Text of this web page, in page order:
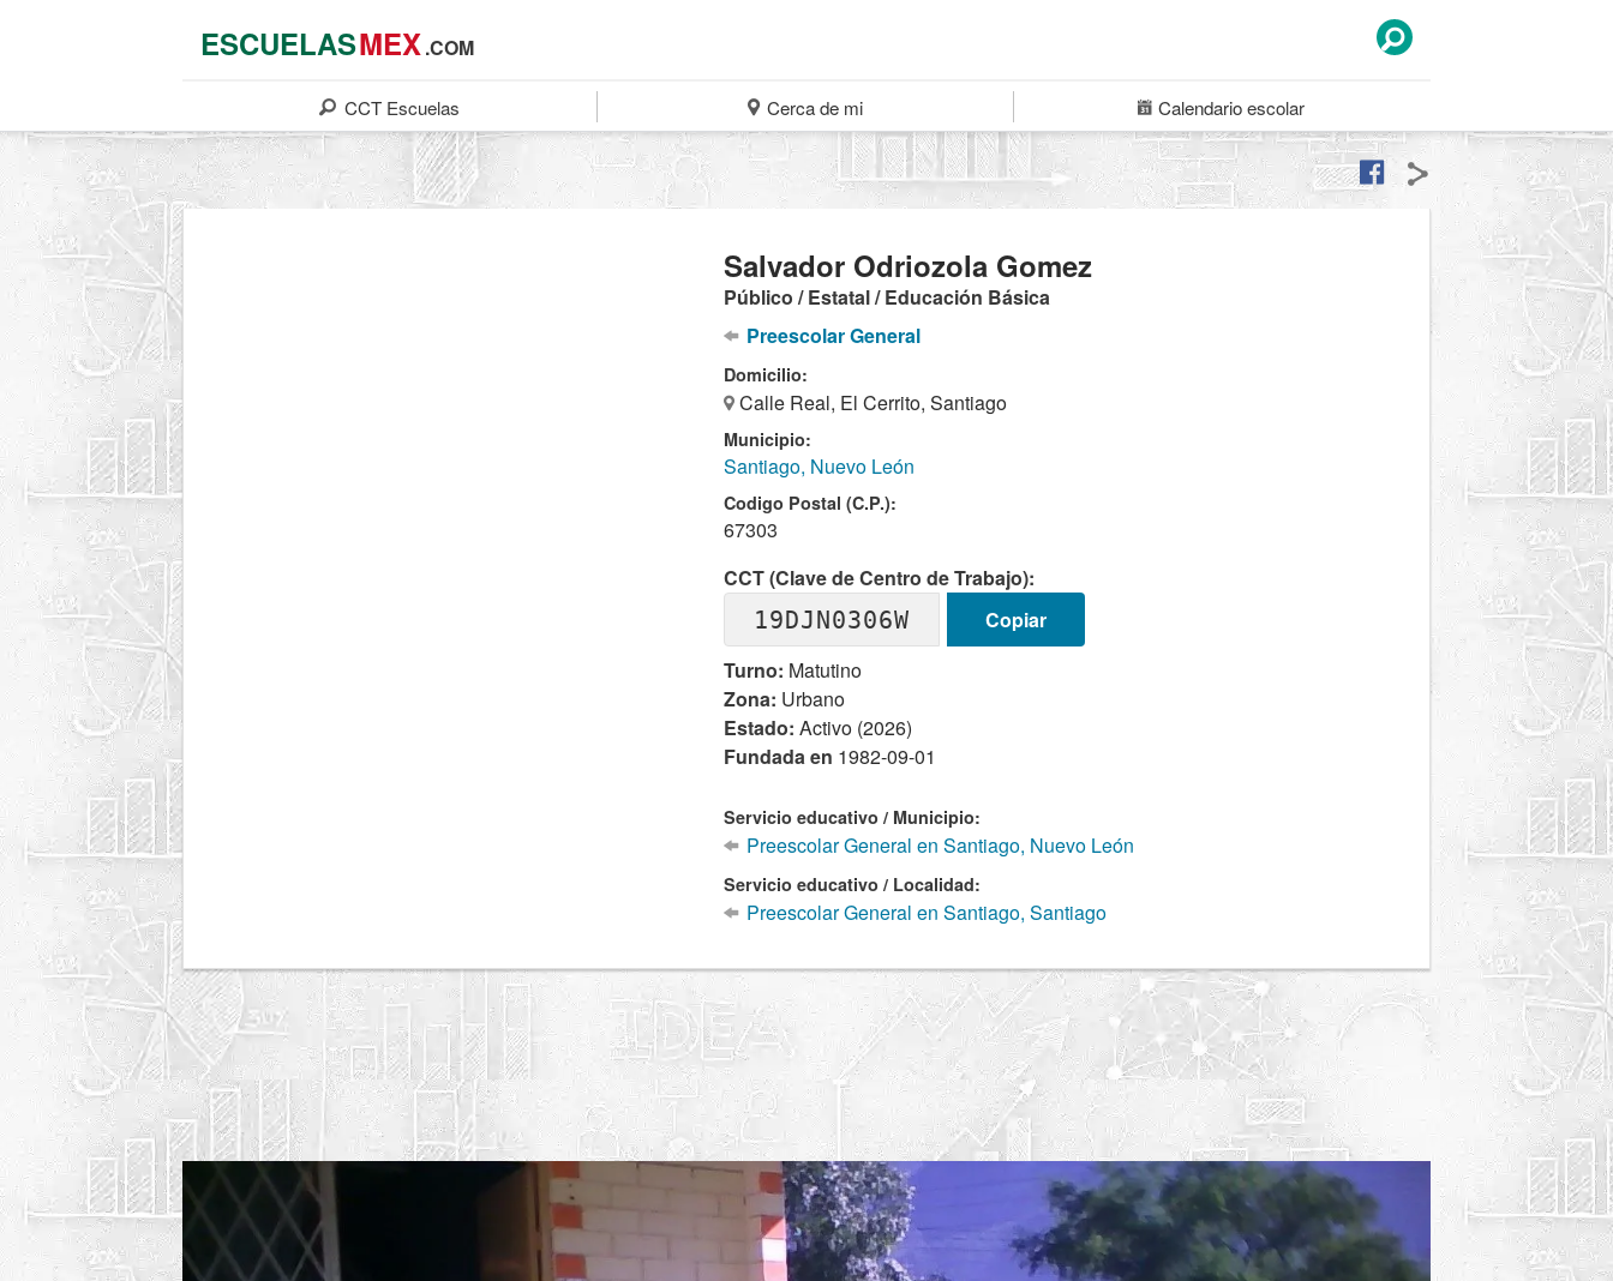
ESCUELASMEX.COM
CCT Escuelas Cerca de mi Calendarioescolar
Salvador Odriozola Gomez
Público / Estatal / Educación Básica
Preescolar General
Domicilio:
Calle Real, El Cerrito, Santiago
Municipio:
Santiago, Nuevo León
Codigo Postal (C.P.):
67303
CCT (Clave de Centro de Trabajo):
19DJN0306W
Copiar
Turno: Matutino
Zona: Urbano
Estado: Activo (2026)
Fundada en 1982-09-01
Servicio educativo / Municipio:
Preescolar General en Santiago, Nuevo León
Servicio educativo / Localidad:
Preescolar General en Santiago, Santiago